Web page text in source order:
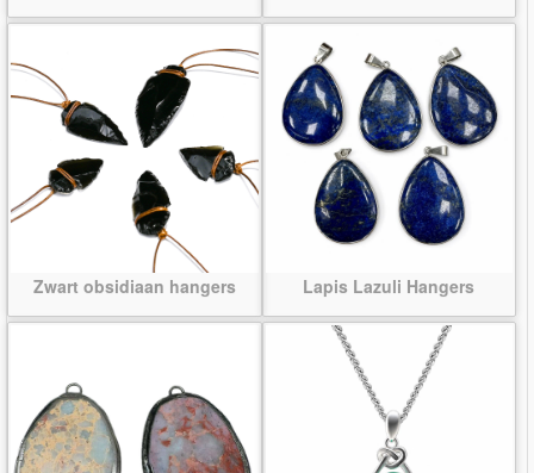
Zwart obsidiaan hangers Lapis Lazuli Hangers